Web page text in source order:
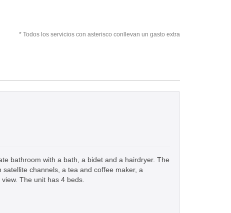
* Todos los servicios con asterisco conllevan un gasto extra
bathroom with a bath, a bidet and a hairdryer. The
channels, a tea and coffee maker, a
The unit has 4 beds.